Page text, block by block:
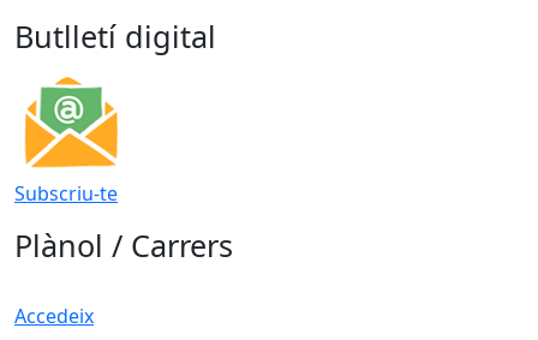
Butlletí digital
Subscriu-te
Plànol / Carrers
Accedeix